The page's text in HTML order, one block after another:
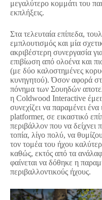
μεγαλύτερο κομμάτι του
εκπλήξεις.
Στα τελευταία επίπεδα,
εμπλουτισμός και μία
ακριβέστερη συνεργασία
επιβίωση από ολοένα και
(με δύο καλοστημένες
κυνηγητού). Όσον αφορά
πόνημα των Σουηδών
η Coldwood Interactive
συνεχίζει να παραμένει ένα
platformer, σε εικαστικό
περιβάλλον που να
τοπία, λίγο πολύ, να
τον τομέα του ήχου
καθώς, εκτός από τα
φαίνεται να δόθηκε η
περιβαλλοντικούς ήχους.